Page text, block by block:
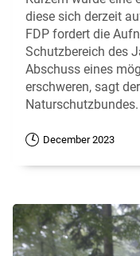
diese sich derzeit
FDP fordert die
Schutzbereich des
Abschuss eines
erschweren, sagt
Naturschutzbundes.
December 2023